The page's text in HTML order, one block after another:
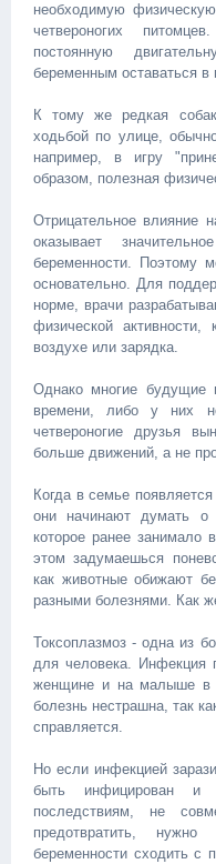
необходимую
четвероногих
постоянную
беременным оставаться
К тому же редкая
ходьбой по улице,
например, в игру
образом, полезная
Отрицательное влияние
оказывает
беременности. Поэтому
основательно. Для
норме, врачи
физической
воздухе или зарядка.
Однако многие будущие
времени, либо у них
четвероногие друзья
больше движений, а не
Когда в семье
они начинают думать
которое ранее занимало
этом задумаешься
как животные обижают
разными болезнями. Как
Токсоплазмоз - одна из
для человека. Инфекция
женщине и на малыше в
болезнь нестрашна, так
справляется.
Но если инфекцией
быть инфицирован
последствиям, не
предотвратить,
беременности сходить с